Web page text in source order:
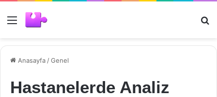
Menü
Anasayfa /Genel
Hastanelerde Analiz